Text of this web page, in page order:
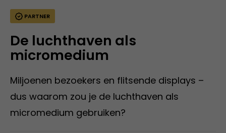
PARTNER
De luchthaven als
micromedium
Miljoenen bezoekers en flitsende displays –
dus waarom zou je de luchthaven als
micromedium gebruiken?